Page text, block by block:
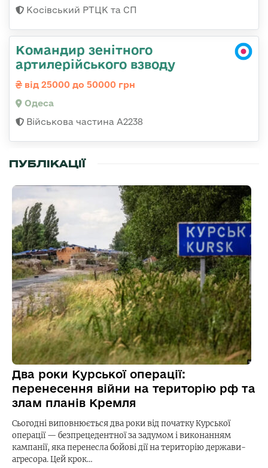
Косівський РТЦК та СП
Командир зенітного
артилерійського взводу
від 25000 до 50000 грн
Одеса
Військова частина А2238
ПУБЛІКАЦІЇ
Два роки Курської операції:
перенесення війни на територію рф та
злам планів Кремля
Сьогодні виповнюється два роки від початку Курської
операції — безпрецедентної за задумом і виконанням
кампанії, яка перенесла бойові дії на територію держави-
агресора. Цей крок…